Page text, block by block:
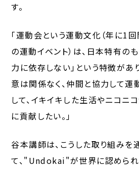
す。
「運動会という運動文化（年に1
の運動イベント）は、日本特有の
力に依存しない」という特徴があ
意は関係なく、仲間と協力して
して、イキイキした生活やニコニ
に貢献したい。」
谷本講師は、こうした取り組みを
て、"Undokai"が世界に認めら